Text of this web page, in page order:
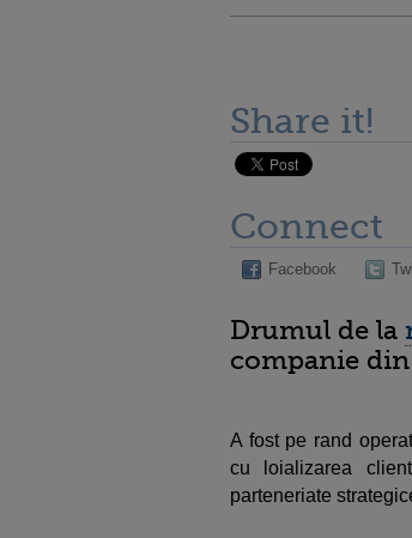
Share it!
Connect
Facebook
Drumul de la
companie
A fost pe rand
cu loializarea
parteneriate